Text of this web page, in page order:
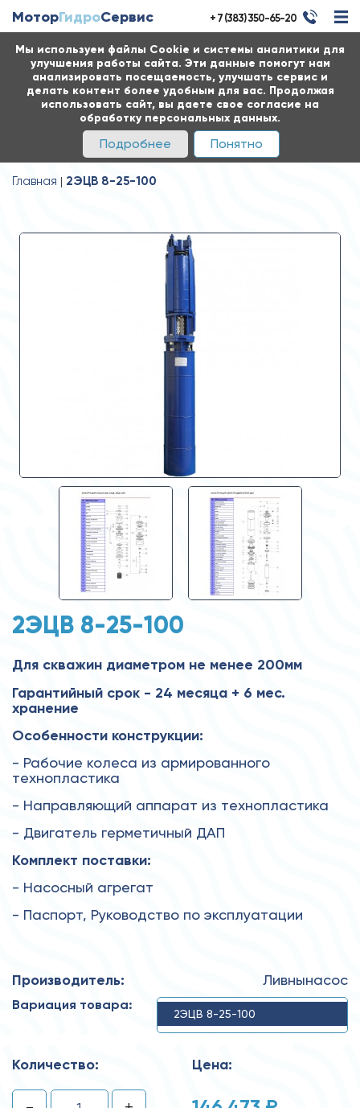
Мы используем файлы Cookie и системы аналитики для
улучшения работы сайта. Эти данные помогут нам
анализировать посещаемость, улучшать сервис и
делать контент более удобным для вас. Продолжая
использовать сайт, вы даете свое согласие на
обработку персональных данных.
Подробнее Понятно
МоторГидроСервис + 7 (383) 350-65-20
Главная 2ЭЦВ 8-25-100
2ЭЦВ 8-25-100
Для скважин диаметром не менее 200мм
Гарантийный срок - 24 месяца + 6 мес.
хранение
Особенности конструкции:
- Рабочие колеса из армированного
технопластика
- Направляющий аппарат из технопластика
- Двигатель герметичный ДАП
Комплект поставки:
- Насосный агрегат
- Паспорт, Руководство по эксплуатации
Производитель: Ливнынасос
Вариация товара:
2ЭЦВ 8-25-100
Количество: Цена: